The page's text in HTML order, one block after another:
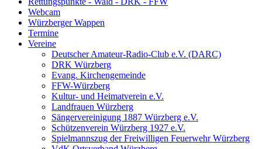
Webcam
Würzberger Wappen
Termine
Vereine
Deutscher Amateur-Radio-Club e.V. (DARC)
DRK Würzberg
Evang. Kirchengemeinde
FFW-Würzberg
Kultur- und Heimatverein e.V.
Landfrauen Würzberg
Sängervereinigung 1887 Würzberg e.V.
Schützenverein Würzberg 1927 e.V.
Spielmannszug der Freiwilligen Feuerwehr Würzberg